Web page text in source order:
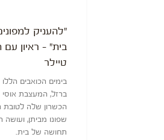
"להעניק
בית" – ראיון
טיילר
בימים הכואבים
ברזל, המעצבת
הכשרון שלה
שפונו מביתן, ועושה
תחושה של בית.